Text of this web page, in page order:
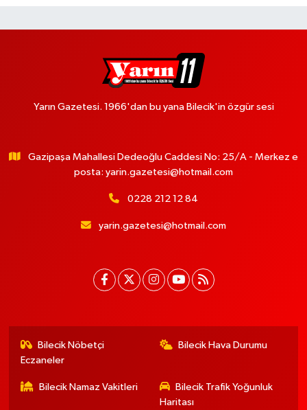
Yarın Gazetesi. 1966'dan bu yana Bilecik'in özgür sesi
Gazipaşa Mahallesi Dedeoğlu Caddesi No: 25/A - Merkez e
posta: yarin.gazetesi@hotmail.com
0228 212 12 84
yarin.gazetesi@hotmail.com
Bilecik Nöbetçi
Eczaneler
Bilecik Hava Durumu
Bilecik Namaz Vakitleri
Bilecik Trafik Yoğunluk
Haritası